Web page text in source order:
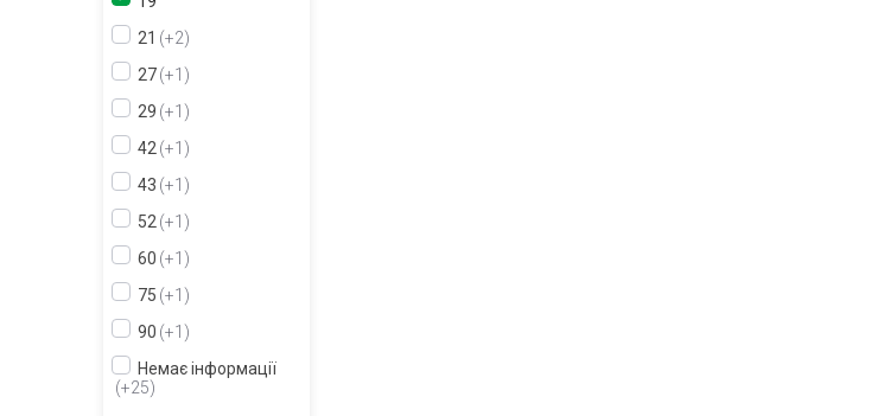
21
+2
27 +1
29 +1
42 +1
43 +1
52 +1
60 +1
75 +1
90 +1
Немає інформації
+25